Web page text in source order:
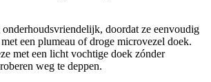
doordat ze eenvoudig
een plumeau of droge microvezel doek.
met een licht vochtige doek zónder
weg te deppen.